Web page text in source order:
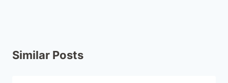
Similar Posts